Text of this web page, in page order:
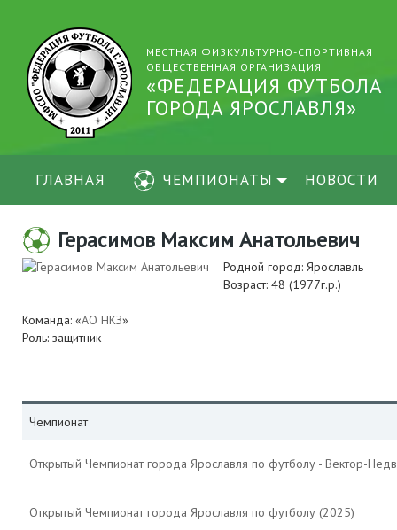
МЕСТНАЯ ФИЗКУЛЬТУРНО-СПОРТИВНАЯ
ОБЩЕСТВЕННАЯ ОРГАНИЗАЦИЯ
«ФЕДЕРАЦИЯ ФУТБОЛА
ГОРОДА ЯРОСЛАВЛЯ»
ГЛАВНАЯ ЧЕМПИОНАТЫ НОВОСТИ
Герасимов Максим Анатольевич
Родной город: Ярославль
Возраст: 48 (1977г.р.)
Команда: «АО НКЗ»
Роль: защитник
Чемпионат
Открытый Чемпионат города Ярославля по футболу - Вектор-
Открытый Чемпионат города Ярославля по футболу (2025)